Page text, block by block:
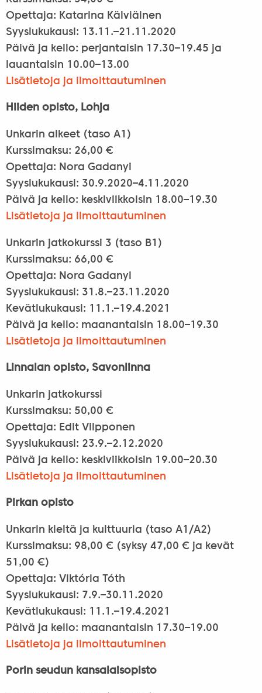
Opettaja: Katarina Kälviäinen
Syyslukukausi: 13.11.–21.11.2020
Päivä ja kello: perjantaisin 17.30–19.45 ja
lauantaisin 10.00–13.00
Lisätietoja ja ilmoittautuminen
Hiiden opisto, Lohja
Unkarin alkeet (taso A1)
Kurssimaksu: 26,00 €
Opettaja: Nora Gadanyi
Syyslukukausi: 30.9.2020–4.11.2020
Päivä ja kello: keskiviikkoisin 18.00–19.30
Lisätietoja ja ilmoittautuminen
Unkarin jatkokurssi 3 (taso B1)
Kurssimaksu: 66,00 €
Opettaja: Nora Gadanyi
Syyslukukausi: 31.8.–23.11.2020
Kevätlukukausi: 11.1.–19.4.2021
Päivä ja kello: maanantaisin 18.00–19.30
Lisätietoja ja ilmoittautuminen
Linnalan opisto, Savonlinna
Unkarin jatkokurssi
Kurssimaksu: 50,00 €
Opettaja: Edit Vilpponen
Syyslukukausi: 23.9.–2.12.2020
Päivä ja kello: keskiviikkoisin 19.00–20.30
Lisätietoja ja ilmoittautuminen
Pirkan opisto
Unkarin kieltä ja kulttuuria (taso A1/A2)
Kurssimaksu: 98,00 € (syksy 47,00 € ja kevät
51,00 €)
Opettaja: Viktória Tóth
Syyslukukausi: 7.9.–30.11.2020
Kevätlukukausi: 11.1.–19.4.2021
Päivä ja kello: maanantaisin 17.30–19.00
Lisätietoja ja ilmoittautuminen
Porin seudun kansalaisopisto